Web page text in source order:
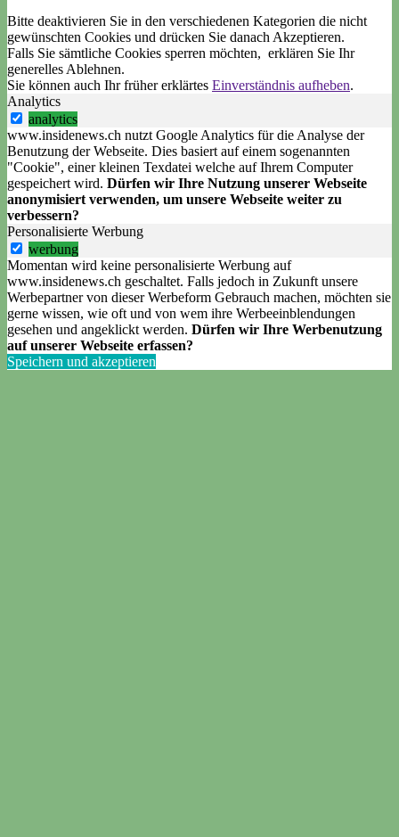
Bitte deaktivieren Sie in den verschiedenen Kategorien die nicht
gewünschten Cookies und drücken Sie danach Akzeptieren.
Falls Sie sämtliche Cookies sperren möchten, erklären Sie Ihr
generelles Ablehnen.
Sie können auch Ihr früher erklärtes Einverständnis aufheben.
Analytics
analytics
www.insidenews.ch nutzt Google Analytics für die Analyse der
Benutzung der Webseite. Dies basiert auf einem sogenannten
"Cookie", einer kleinen Texdatei welche auf Ihrem Computer
gespeichert wird. Dürfen wir Ihre Nutzung unserer Webseite
anonymisiert verwenden, um unsere Webseite weiter zu
verbessern?
Personalisierte Werbung
werbung
Momentan wird keine personalisierte Werbung auf
www.insidenews.ch geschaltet. Falls jedoch in Zukunft unsere
Werbepartner von dieser Werbeform Gebrauch machen, möchten sie
gerne wissen, wie oft und von wem ihre Werbeeinblendungen
gesehen und angeklickt werden. Dürfen wir Ihre Werbenutzung
auf unserer Webseite erfassen?
Speichern und akzeptieren